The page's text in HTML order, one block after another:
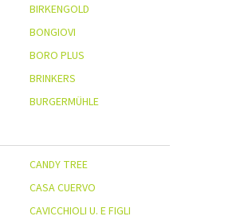
BIRKENGOLD
BONGIOVI
BORO PLUS
BRINKERS
BURGERMÜHLE
CANDY TREE
CASA CUERVO
CAVICCHIOLI U. E FIGLI